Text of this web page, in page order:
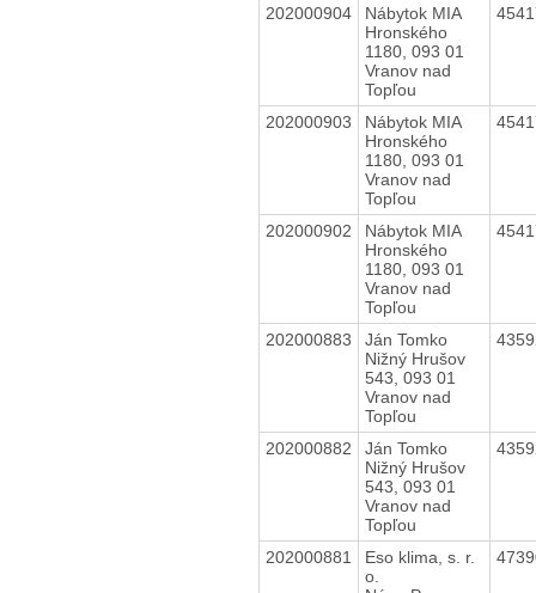
202000904
Nábytok MIA
Hronského
1180, 093 01
Vranov nad
Topľou
202000903
Nábytok MIA
Hronského
1180, 093 01
Vranov nad
Topľou
202000902
Nábytok MIA
Hronského
1180, 093 01
Vranov nad
Topľou
202000883
Ján Tomko
Nižný Hrušov
543, 093 01
Vranov nad
Topľou
202000882
Ján Tomko
Nižný Hrušov
543, 093 01
Vranov nad
Topľou
202000881
Eso klima, s. r.
o.